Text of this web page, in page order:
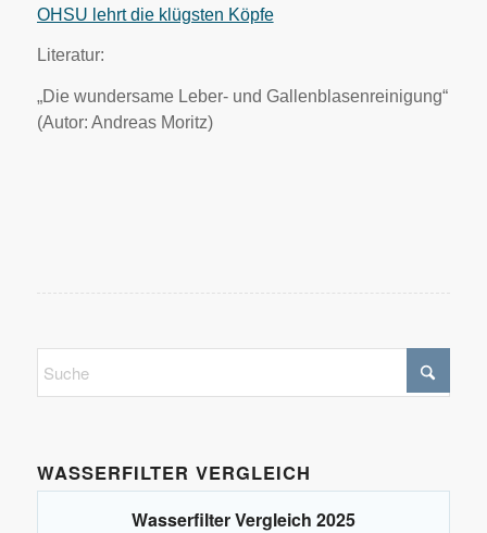
OHSU lehrt die klügsten Köpfe
Literatur:
„Die wundersame Leber- und Gallenblasenreinigung“
(Autor: Andreas Moritz)
WASSERFILTER VERGLEICH
Wasserfilter Vergleich 2025